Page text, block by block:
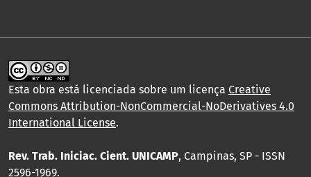
Esta obra está licenciada sobre um licença Creative
Commons Attribution-NonCommercial-NoDerivatives 4.0
International License.
Rev. Trab. Iniciac. Cient. UNICAMP, Campinas, SP - ISSN
2596-1969.